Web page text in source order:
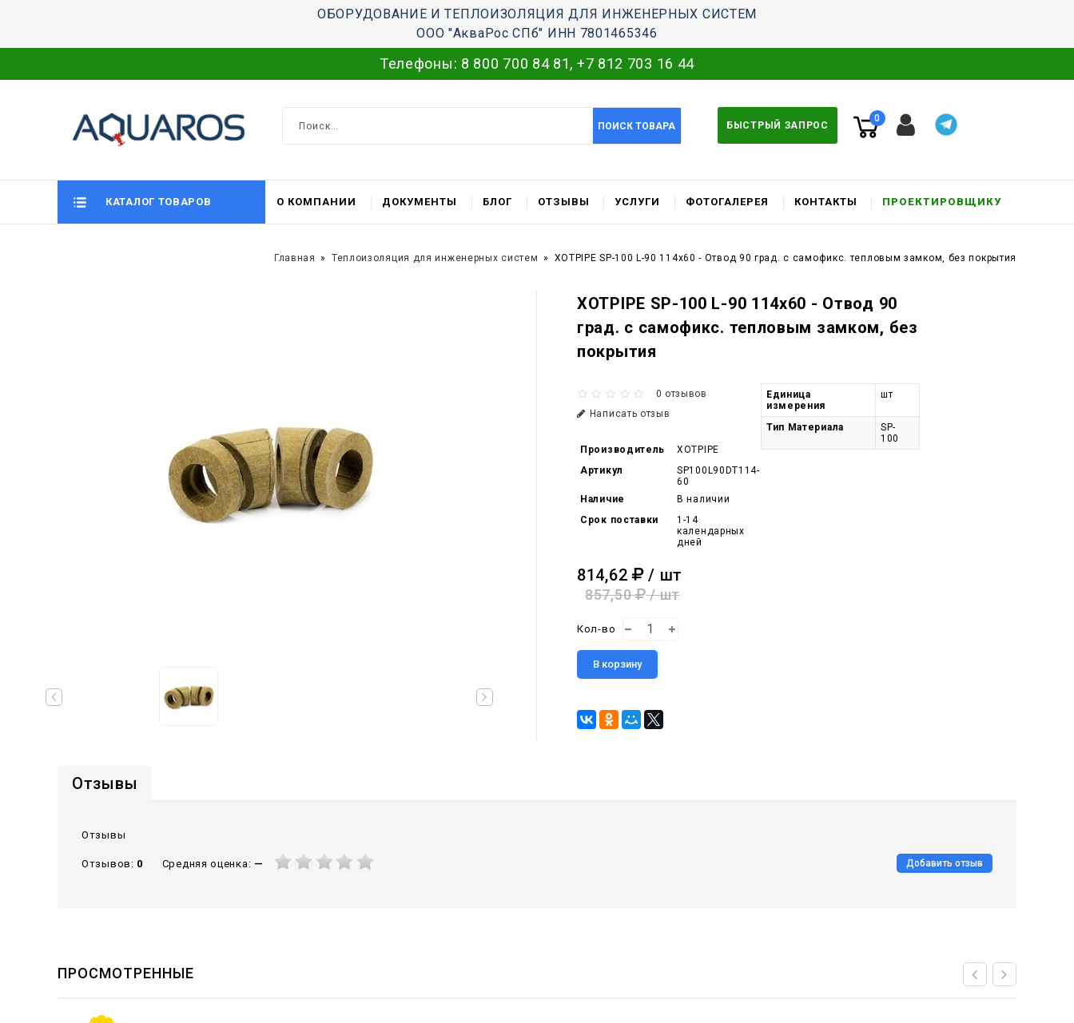
ОБОРУДОВАНИЕ И ТЕПЛОИЗОЛЯЦИЯ ДЛЯ ИНЖЕНЕРНЫХ СИСТЕМ
ООО "АкваРос СПб" ИНН 7801465346
Телефоны: 8 800 700 84 81, +7 812 703 16 44
ПОИСК ТОВАРА БЫСТРЫЙ ЗАПРОС
0
КАТАЛОГ ТОВАРОВ О КОМПАНИИ ДОКУМЕНТЫ БЛОГ ОТЗЫВЫ УСЛУГИ ФОТОГАЛЕРЕЯ КОНТАКТЫ ПРОЕКТИРОВЩИКУ
Главная Теплоизоляция для инженерных систем XOTPIPE SP-100 L-90 114x60 - Отвод 90 град. c самофикс. тепловым замком, без покрытия
XOTPIPE SP-100 L-90 114x60 - Отвод 90
град. c самофикс. тепловым замком, без
покрытия
0 отзывов
Написать отзыв
Производитель
XOTPIPE
Артикул
SP100L90DT114-
60
Наличие
В наличии
Срок поставки
1-14
календарных
дней
814,62 / шт
857,50 / шт
Кол-во
В корзину
Единица
измерения
шт
Тип Материала
SP-
100
Отзывы
Отзывы
Отзывов: 0 Средняя оценка: — Добавить отзыв
ПРОСМОТРЕННЫЕ